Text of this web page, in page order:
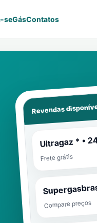
seGásContatos
Revendas
Ultragaz * •
Frete grátis
Compare preços